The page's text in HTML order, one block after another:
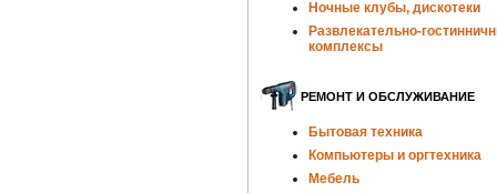
Ночные клубы, дискотеки
Развлекательно-
комплексы
РЕМОНТ И ОБСЛУЖИВАНИЕ
Бытовая техника
Компьютеры и оргтехника
Мебель